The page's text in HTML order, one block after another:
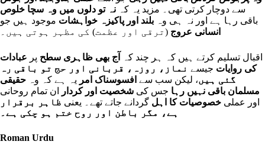
سے دوچار کرتی تھی۔ مزید یہ کہ نہ تو دلوں میں وہ سچا خلوص
باقی رہا ہے اور نہ ہی وہ بلند اور پاکیزہ خواہشات موجود ہیں جو
انسانی عروج
اقبال تسلیم کرتے ہیں کہ ہر چند کہ آج بھی ظاہری سطح پر عبادات
کی روایات جیسے نماز، روزہ، قربانی اور حج تو باقی رہ
گئی ہیں، لیکن سب سے افسوسناک امر یہ ہے کہ وہ حقیقی
مسلمان باقی نہیں رہا جس کی شخصیت اور کردار
ان تمام روحانی
اور عملی خصوصیات کا اہل گردانے جاتے تھے۔ یعنی ظاہر برقرار
ہے، مگر باطن اور روح ختم ہو چکی ہے۔
Roman Urdu